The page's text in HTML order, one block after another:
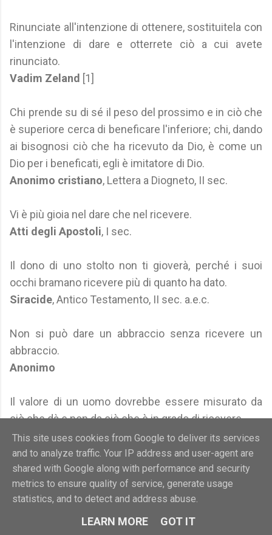
Rinunciate all'intenzione di ottenere, sostituitela con
l'intenzione di dare e otterrete ciò a cui avete
rinunciato.
Vadim Zeland [1]
Chi prende su di sé il peso del prossimo e in ciò che
è superiore cerca di beneficare l'inferiore; chi, dando
ai bisognosi ciò che ha ricevuto da Dio, è come un
Dio per i beneficati, egli è imitatore di Dio.
Anonimo cristiano, Lettera a Diogneto, II sec.
Vi è più gioia nel dare che nel ricevere.
Atti degli Apostoli, I sec.
Il dono di uno stolto non ti gioverà, perché i suoi
occhi bramano ricevere più di quanto ha dato.
Siracide, Antico Testamento, II sec. a.e.c.
Non si può dare un abbraccio senza ricevere un
abbraccio.
Anonimo
Il valore di un uomo dovrebbe essere misurato da
ciò che dà e non da ciò che è in grado di ricevere.
[The value of a man should be seen in what he gives
and not in what he is able to receive].
Anonimo(attribuito ad Albert Einstein)
Tutta la vita di una donna non è che una storia
d'amore, e il suo valore non sta in ciò che può
This site uses cookies from Google to deliver its services
and to analyze traffic. Your IP address and user-agent are
shared with Google along with performance and security
metrics to ensure quality of service, generate usage
statistics, and to detect and address abuse.
LEARN MORE GOT IT